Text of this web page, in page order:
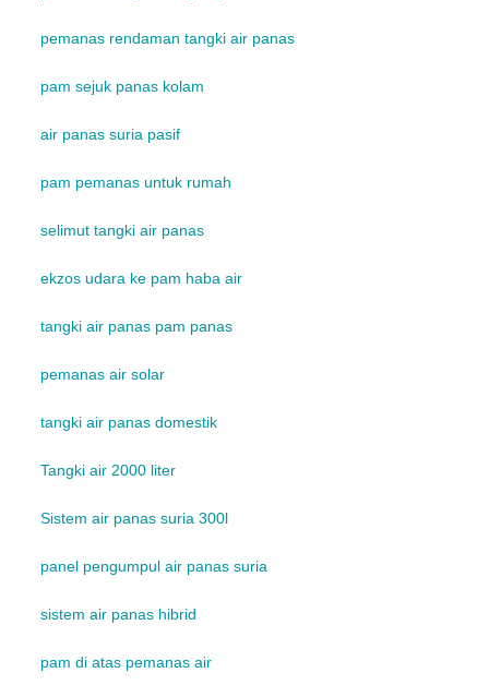
pemanas rendaman tangki air panas
pam sejuk panas kolam
air panas suria pasif
pam pemanas untuk rumah
selimut tangki air panas
ekzos udara ke pam haba air
tangki air panas pam panas
pemanas air solar
tangki air panas domestik
Tangki air 2000 liter
Sistem air panas suria 300l
panel pengumpul air panas suria
sistem air panas hibrid
pam di atas pemanas air